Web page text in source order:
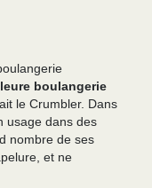
boulangerie
le Crumbler. Dans
usage dans des
nombre de ses
et ne